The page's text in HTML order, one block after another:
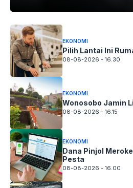
EKONOMI
Pilih Lantai Ini
08-08-2026 - 16.30
EKONOMI
Wonosobo Jamin
08-08-2026 - 16.15
EKONOMI
Dana Pinjol
Pesta
08-08-2026 - 16.00